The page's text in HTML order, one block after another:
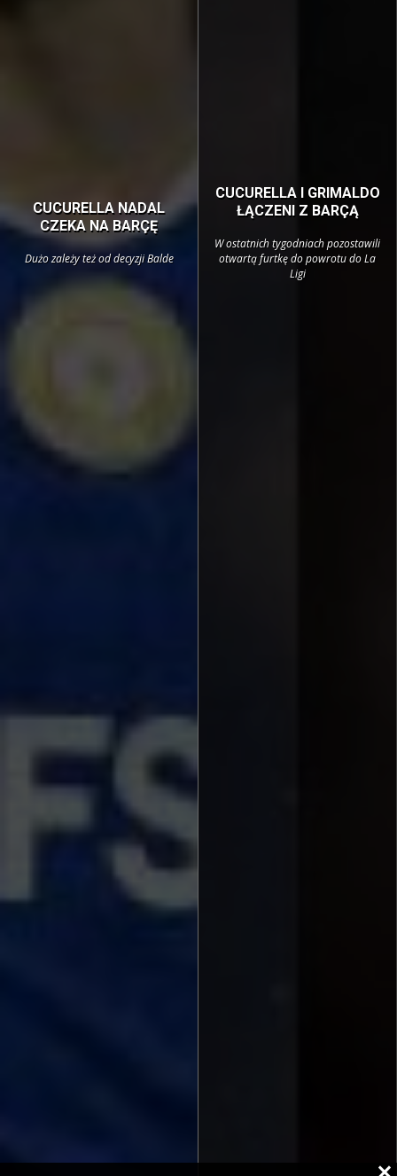
CUCURELLA NADAL
CZEKA NA BARÇĘ
Dużo zależy też od decyzji Balde
CUCURELLA I GRIMALDO
ŁĄCZENI Z BARÇĄ
W ostatnich tygodniach pozostawili
otwartą furtkę do powrotu do La
Ligi